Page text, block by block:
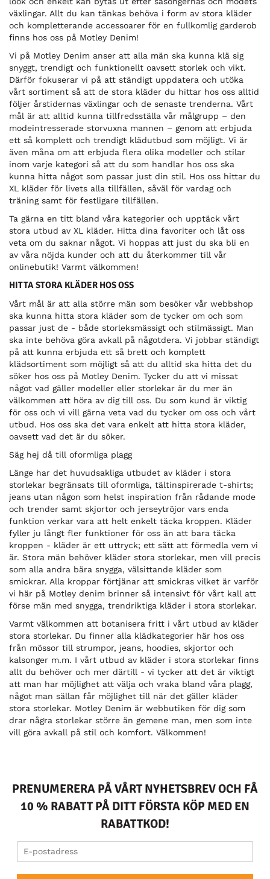
växlingar. Allt du kan tänkas behöva i form av stora kläder
och kompletterande accessoarer för en fullkomlig garderob
finns hos oss på Motley Denim!
Vi på Motley Denim anser att alla män ska kunna klä sig
snyggt, trendigt och funktionellt oavsett storlek och vikt.
Därför fokuserar vi på att ständigt uppdatera och utöka
vårt sortiment så att de stora kläder du hittar hos oss alltid
följer årstidernas växlingar och de senaste trenderna. Vårt
mål är att alltid kunna tillfredsställa vår målgrupp – den
modeintresserade storvuxna mannen – genom att erbjuda
ett så komplett och trendigt klädutbud som möjligt. Vi är
även måna om att erbjuda flera olika modeller och stilar
inom varje kategori så att du som handlar hos oss ska
kunna hitta något som passar just din stil. Hos oss hittar du
XL kläder för livets alla tillfällen, såväl för vardag och
träning samt för festligare tillfällen.
Ta gärna en titt bland våra kategorier och upptäck vårt
stora utbud av XL kläder. Hitta dina favoriter och låt oss
veta om du saknar något. Vi hoppas att just du ska bli en
av våra nöjda kunder och att du återkommer till vår
onlinebutik! Varmt välkommen!
HITTA STORA KLÄDER HOS OSS
Vårt mål är att alla större män som besöker vår webbshop
ska kunna hitta stora kläder som de tycker om och som
passar just de - både storleksmässigt och stilmässigt. Man
ska inte behöva göra avkall på någotdera. Vi jobbar ständigt
på att kunna erbjuda ett så brett och komplett
klädsortiment som möjligt så att du alltid ska hitta det du
söker hos oss på Motley Denim. Tycker du att vi missat
något vad gäller modeller eller storlekar är du mer än
välkommen att höra av dig till oss. Du som kund är viktig
för oss och vi vill gärna veta vad du tycker om oss och vårt
utbud. Hos oss ska det vara enkelt att hitta stora kläder,
oavsett vad det är du söker.
Säg hej då till oformliga plagg
Länge har det huvudsakliga utbudet av kläder i stora
storlekar begränsats till oformliga, tältinspirerade t-shirts;
jeans utan någon som helst inspiration från rådande mode
och trender samt skjortor och jerseytröjor vars enda
funktion verkar vara att helt enkelt täcka kroppen. Kläder
fyller ju långt fler funktioner för oss än att bara täcka
kroppen - kläder är ett uttryck; ett sätt att förmedla vem vi
är. Stora män behöver kläder stora storlekar, men vill precis
som alla andra bära snygga, välsittande kläder som
smickrar. Alla kroppar förtjänar att smickras vilket är varför
vi här på Motley denim brinner så intensivt för vårt kall att
förse män med snygga, trendriktiga kläder i stora storlekar.
Varmt välkommen att botanisera fritt i vårt utbud av kläder
stora storlekar. Du finner alla klädkategorier här hos oss
från mössor till strumpor, jeans, hoodies, skjortor och
kalsonger m.m. I vårt utbud av kläder i stora storlekar finns
allt du behöver och mer därtill - vi tycker att det är viktigt
att man har möjlighet att välja och vraka bland våra plagg,
något man sällan får möjlighet till när det gäller kläder
stora storlekar. Motley Denim är webbutiken för dig som
drar några storlekar större än gemene man, men som inte
vill göra avkall på stil och komfort. Välkommen!
PRENUMERERA PÅ VÅRT NYHETSBREV OCH FÅ
10 % RABATT PÅ DITT FÖRSTA KÖP MED EN
RABATTKOD!